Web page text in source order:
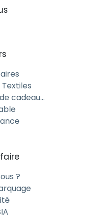
une
d’ardoise &
à
: faites
cafés ou
pour une
cadeau…
?